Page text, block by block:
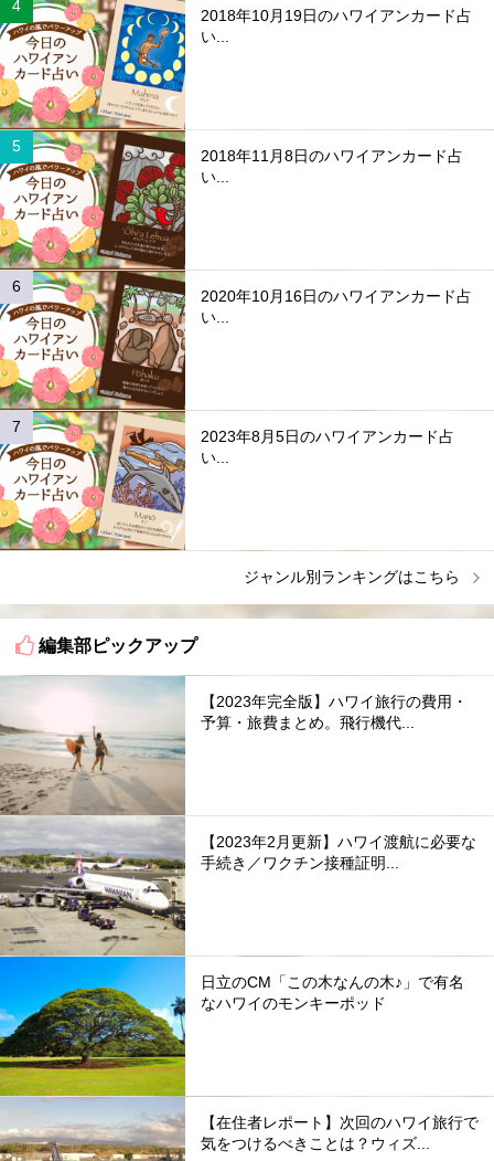
2018年10月19日のハワイアンカード占
い...
2018年11月8日のハワイアンカード占
い...
2020年10月16日のハワイアンカード占
い...
2023年8月5日のハワイアンカード占
い...
ジャンル別ランキングはこちら
編集部ピックアップ
【2023年完全版】ハワイ旅行の費用・
予算・旅費まとめ。飛行機代...
【2023年2月更新】ハワイ渡航に必要な
手続き／ワクチン接種証明...
日立のCM「この木なんの木♪」で有名
なハワイのモンキーポッド
【在住者レポート】次回のハワイ旅行で
気をつけるべきことは？ウィズ...